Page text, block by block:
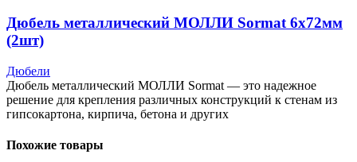
Дюбель металлический МОЛЛИ Sormat 6х72мм
(2шт)
Дюбели
Дюбель металлический МОЛЛИ Sormat — это надежное
решение для крепления различных конструкций к стенам из
гипсокартона, кирпича, бетона и других
Похожие товары